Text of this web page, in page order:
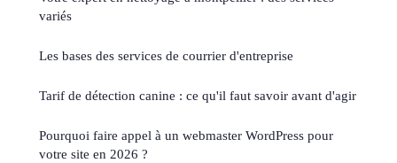
variés
Les bases des services de courrier d'entreprise
Tarif de détection canine : ce qu'il faut savoir avant d'agir
Pourquoi faire appel à un webmaster WordPress pour
votre site en 2026 ?